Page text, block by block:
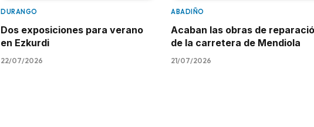
DURANGO
Dos exposiciones para verano
en Ezkurdi
22/07/2026
ABADIÑO
Acaban las obras de
de la carretera de Mendiola
21/07/2026